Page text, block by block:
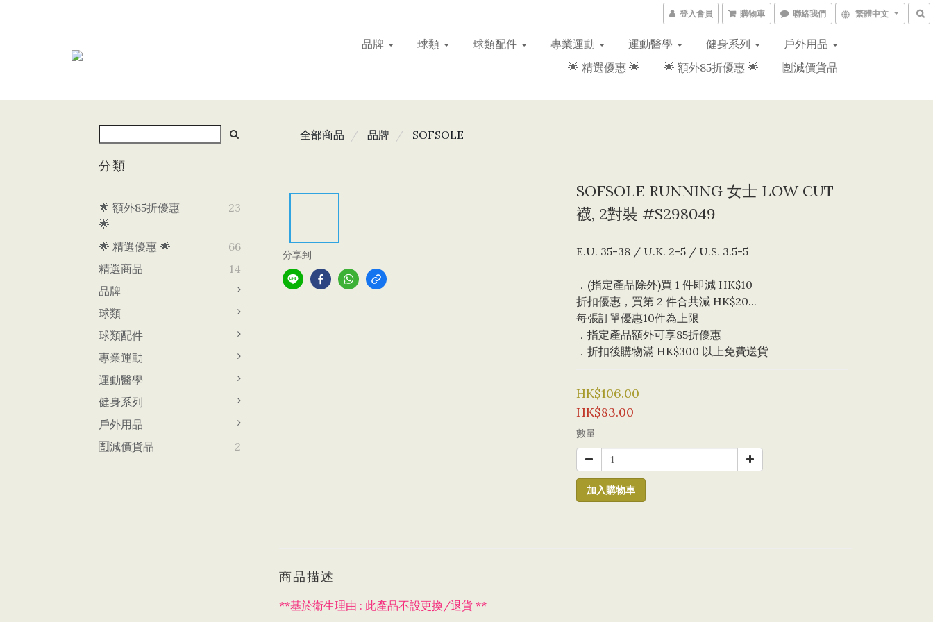
登入會員 購物車 聯絡我們 繁體中文
品牌 球類 球類配件 專業運動 運動醫學 健身系列
戶外用品
🌟 精選優惠 🌟
🌟 額外85折優惠 🌟 🈹減價貨品
分類
🌟 額外85折優惠
🌟
23
🌟 精選優惠 🌟
66
精選商品
14
品牌
球類
球類配件
專業運動
運動醫學
健身系列
戶外用品
🈹減價貨品
2
全部商品 品牌 SOFSOLE
分享到
SOFSOLE RUNNING 女士 LOW CUT
襪, 2對裝 #S298049
E.U. 35-38 / U.K. 2-5 / U.S. 3.5-5
．(指定產品除外)買 1 件即減 HK$10
折扣優惠，買第 2 件合共減 HK$20...
每張訂單優惠10件為上限
．指定產品額外可享85折優惠
．折扣後購物滿 HK$300 以上免費送貨
HK$106.00
HK$83.00
數量
加入購物車
商品描述
**基於衛生理由 : 此產品不設更換/退貨 **